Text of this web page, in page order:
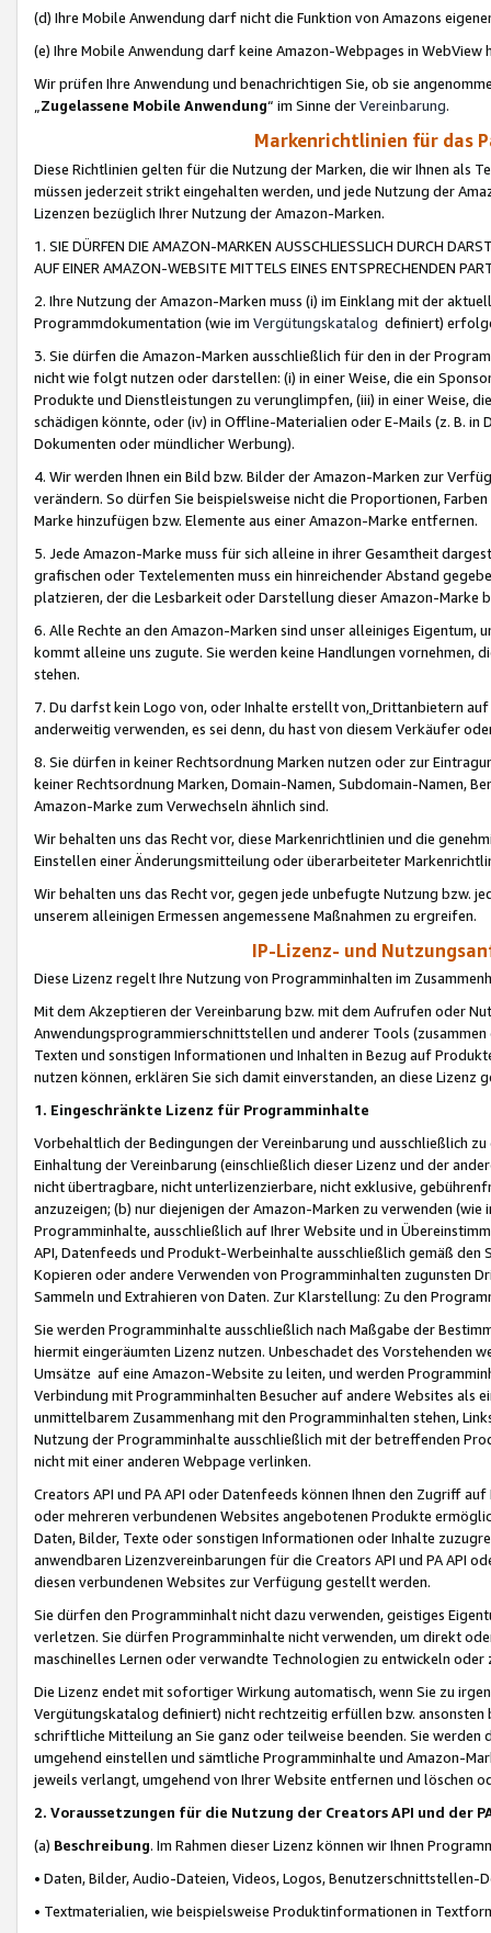
(d) Ihre Mobile Anwendung darf nicht die Funktion von Amazons
(e) Ihre Mobile Anwendung darf keine Amazon-Webpages in WebView
Wir prüfen Ihre Anwendung und benachrichtigen Sie, ob sie
„Zugelassene Mobile Anwendung“ im Sinne derVereinbarung.
Markenrichtlinien für das
Diese Richtlinien gelten für die Nutzung der Marken, die wir Ihnen als
müssen jederzeit strikt eingehalten werden, und jede Nutzung der
Lizenzen bezüglich Ihrer Nutzung der Amazon-Marken.
1. SIE DÜRFEN DIE AMAZON-MARKEN AUSSCHLIESSLICH DURCH
AUF EINER AMAZON-WEBSITE MITTELS EINES ENTSPRECHENDEN
2. Ihre Nutzung der Amazon-Marken muss (i) im Einklang mit der
Programmdokumentation (wie im Vergütungskatalog definiert)
3. Sie dürfen die Amazon-Marken ausschließlich für den in der
nicht wie folgt nutzen oder darstellen: (i) in einer Weise, die ein
Produkte und Dienstleistungen zu verunglimpfen, (iii) in einer Weise,
schädigen könnte, oder (iv) in Offline-Materialien oder E-Mails (z. B. in
Dokumenten oder mündlicher Werbung).
4. Wir werden Ihnen ein Bild bzw. Bilder der Amazon-Marken zur
verändern. So dürfen Sie beispielsweise nicht die Proportionen,
Marke hinzufügen bzw. Elemente aus einer Amazon-Marke entfernen.
5. Jede Amazon-Marke muss für sich alleine in ihrer Gesamtheit
grafischen oder Textelementen muss ein hinreichender Abstand
platzieren, der die Lesbarkeit oder Darstellung dieser Amazon-Marke
6. Alle Rechte an den Amazon-Marken sind unser alleiniges
kommt alleine uns zugute. Sie werden keine Handlungen vornehmen,
stehen.
7. Du darfst kein Logo von, oder Inhalte erstellt von,Drittanbietern auf
anderweitig verwenden, es sei denn, du hast von diesem Verkäufer
8. Sie dürfen in keiner Rechtsordnung Marken nutzen oder zur
keiner Rechtsordnung Marken, Domain-Namen, Subdomain-Namen,
Amazon-Marke zum Verwechseln ähnlich sind.
Wir behalten uns das Recht vor, diese Markenrichtlinien und die
Einstellen einer Änderungsmitteilung oder überarbeiteter
Wir behalten uns das Recht vor, gegen jede unbefugte Nutzung bzw.
unserem alleinigen Ermessen angemessene Maßnahmen zu ergreifen.
IP-Lizenz- und
Diese Lizenz regelt Ihre Nutzung von Programminhalten im
Mit dem Akzeptieren der Vereinbarung bzw. mit dem Aufrufen oder
Anwendungsprogrammierschnittstellen und anderer Tools (zusammen
Texten und sonstigen Informationen und Inhalten in Bezug auf
nutzen können, erklären Sie sich damit einverstanden, an diese Lizenz
1. Eingeschränkte Lizenz für Programminhalte
Vorbehaltlich der Bedingungen der Vereinbarung und ausschließlich
Einhaltung der Vereinbarung (einschließlich dieser Lizenz und der
nicht übertragbare, nicht unterlizenzierbare, nicht exklusive,
anzuzeigen; (b) nur diejenigen der Amazon-Marken zu verwenden
Programminhalte, ausschließlich auf Ihrer Website und in
API, Datenfeeds und Produkt-Werbeinhalte ausschließlich gemäß
Kopieren oder andere Verwenden von Programminhalten zugunsten
Sammeln und Extrahieren von Daten. Zur Klarstellung: Zu den
Sie werden Programminhalte ausschließlich nach Maßgabe der
hiermit eingeräumten Lizenz nutzen. Unbeschadet des Vorstehenden
Umsätze auf eine Amazon-Website zu leiten, und werden
Verbindung mit Programminhalten Besucher auf andere Websites als
unmittelbarem Zusammenhang mit den Programminhalten stehen,
Nutzung der Programminhalte ausschließlich mit der betreffenden
nicht mit einer anderen Webpage verlinken.
Creators API und PA API oder Datenfeeds können Ihnen den Zugriff
oder mehreren verbundenen Websites angebotenen Produkte
Daten, Bilder, Texte oder sonstigen Informationen oder Inhalte
anwendbaren Lizenzvereinbarungen für die Creators API und PA API
diesen verbundenen Websites zur Verfügung gestellt werden.
Sie dürfen den Programminhalt nicht dazu verwenden, geistiges
verletzen. Sie dürfen Programminhalte nicht verwenden, um direkt
maschinelles Lernen oder verwandte Technologien zu entwickeln
Die Lizenz endet mit sofortiger Wirkung automatisch, wenn Sie zu
Vergütungskatalog definiert) nicht rechtzeitig erfüllen bzw. ansonsten
schriftliche Mitteilung an Sie ganz oder teilweise beenden. Sie werden
umgehend einstellen und sämtliche Programminhalte und Amazon-
jeweils verlangt, umgehend von Ihrer Website entfernen und löschen
2. Voraussetzungen für die Nutzung der Creators API und der
(a) Beschreibung. Im Rahmen dieser Lizenz können wir Ihnen
• Daten, Bilder, Audio-Dateien, Videos, Logos, Benutzerschnittstellen-
• Textmaterialien, wie beispielsweise Produktinformationen in